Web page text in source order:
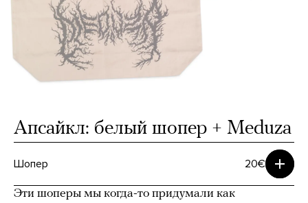
Апсайкл: белый шопер + Meduza
Шопер 20€
Эти шоперы мы когда-то придумали как